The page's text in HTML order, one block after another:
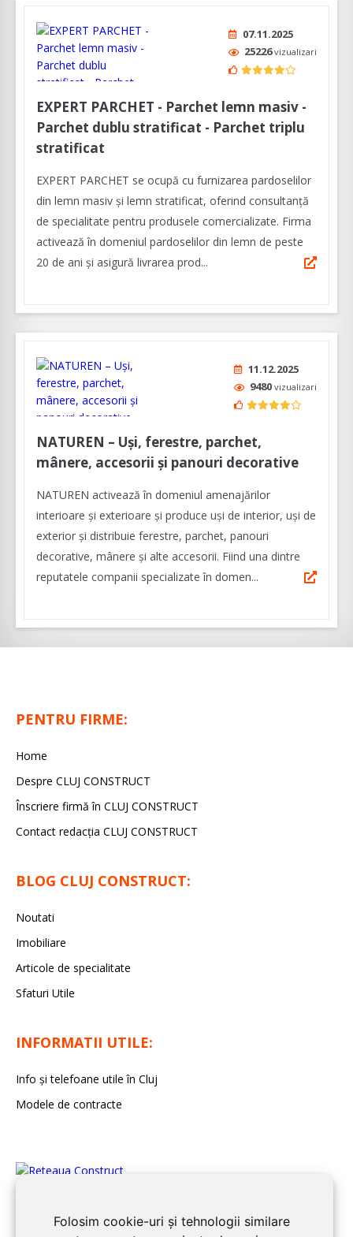
Folosim cookie-uri și tehnologii similare
07.11.2025
25226vizualizari
EXPERT PARCHET - Parchet lemn masiv -
Parchet dublu stratificat - Parchet triplu
stratificat
EXPERT PARCHET se ocupă cu furnizarea pardoselilor
din lemn masiv și lemn stratificat, oferind consultanță
de specialitate pentru produsele comercializate. Firma
activează în domeniul pardoselilor din lemn de peste
20 de ani și asigură livrarea prod...
11.12.2025
9480 vizualizari
NATUREN – Uși, ferestre, parchet,
mânere, accesorii și panouri decorative
NATUREN activează în domeniul amenajărilor
interioare şi exterioare şi produce uși de interior, uși de
exterior și distribuie ferestre, parchet, panouri
decorative, mânere și alte accesorii. Fiind una dintre
reputatele companii specializate în domen...
PENTRU FIRME:
Home
Despre CLUJ CONSTRUCT
Înscriere firmă în CLUJ CONSTRUCT
Contact redacția CLUJ CONSTRUCT
BLOG CLUJ CONSTRUCT:
Noutati
Imobiliare
Articole de specialitate
Sfaturi Utile
INFORMATII UTILE:
Info și telefoane utile în Cluj
Modele de contracte